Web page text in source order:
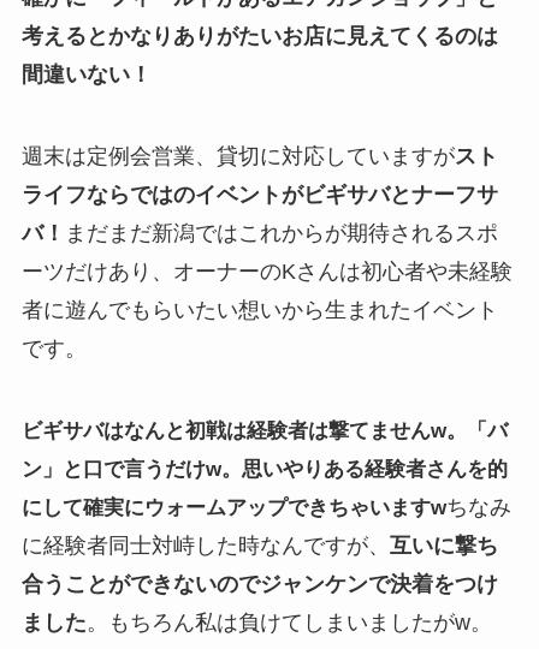
考えるとかなりありがたいお店に見えてくるのは
間違いない！
週末は定例会営業、貸切に対応していますがスト
ライフならではのイベントがビギサバとナーフサ
バ！ まだまだ新潟ではこれからが期待されるスポ
ーツだけあり、オーナーのKさんは初心者や未経験
者に遊んでもらいたい想いから生まれたイベント
です。
ビギサバはなんと初戦は経験者は撃てませんw。「バ
ン」と口で言うだけw。思いやりある経験者さんを的
にして確実にウォームアップできちゃいますwちなみ
に経験者同士対峙した時なんですが、 互いに撃ち
合うことができないのでジャンケンで決着をつけ
ました。もちろん私は負けてしまいましたがw。